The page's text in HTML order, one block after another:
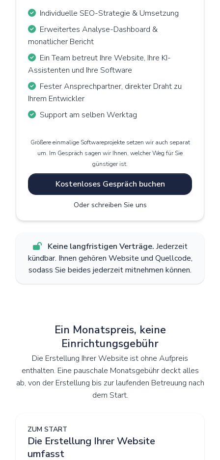
Individuelle SEO-Strategie & Umsetzung
Erweitertes Analyse-Dashboard &
monatlicher Bericht
Ein Team betreut Ihre Website, Ihre KI-
Assistenten und Ihre Software
Fester Ansprechpartner, direkter Draht zu
Ihrem Entwickler
Support am selben Werktag
Größere einmalige Softwareprojekte setzen wir auch separat
um. Im Gespräch sagen wir Ihnen, welcher Weg für Sie
günstiger ist.
Kostenloses Gespräch buchen
Oder schreiben Sie uns
Keine langfristigen Verträge. Jederzeit
kündbar. Ihnen gehören Website und Quellcode,
sodass Sie beides jederzeit mitnehmen können.
Ein Monatspreis, keine
Einrichtungsgebühr
Die Erstellung Ihrer Website ist ohne Aufpreis
enthalten. Eine pauschale Monatsgebühr deckt alles
ab, von der Erstellung bis zur laufenden Betreuung nach
dem Start.
ZUM START
Die Erstellung Ihrer Website
umfasst